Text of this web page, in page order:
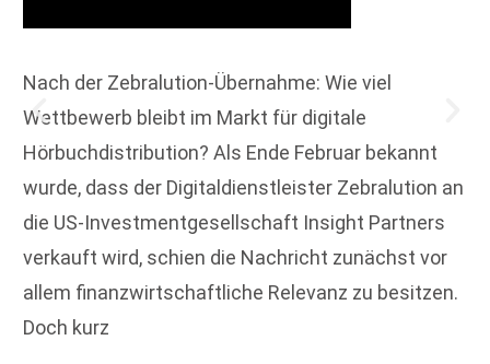
Nach der Zebralution-Übernahme: Wie viel
Wettbewerb bleibt im Markt für digitale
Hörbuchdistribution? Als Ende Februar bekannt
wurde, dass der Digitaldienstleister Zebralution an
die US-Investmentgesellschaft Insight Partners
verkauft wird, schien die Nachricht zunächst vor
allem finanzwirtschaftliche Relevanz zu besitzen.
Doch kurz